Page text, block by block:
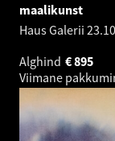
maalikunst
Haus Galerii
Alghind
895
€
Viimane